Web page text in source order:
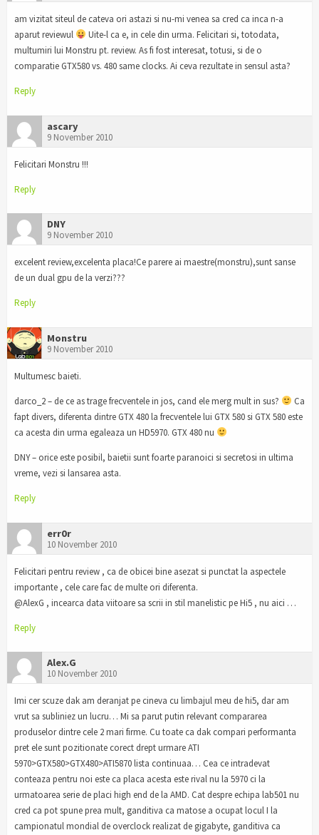
am vizitat siteul de cateva ori astazi si nu-mi venea sa cred ca inca n-a
aparut reviewul
Uite-l ca e, in cele din urma. Felicitari si, totodata,
multumiri lui Monstru pt. review. As fi fost interesat, totusi, si de o
comparatie GTX580 vs. 480 same clocks. Ai ceva rezultate in sensul asta?
Reply
ascary
9 November 2010
Felicitari Monstru !!!
Reply
DNY
9 November 2010
excelent review,excelenta placa!Ce parere ai maestre(monstru),sunt sanse
de un dual gpu de la verzi???
Reply
Monstru
9 November 2010
Multumesc baieti.
darco_2 – de ce as trage frecventele in jos, cand ele merg mult in sus?
Ca
fapt divers, diferenta dintre GTX 480 la frecventele lui GTX 580 si GTX 580 este
ca acesta din urma egaleaza un HD5970. GTX 480 nu
DNY – orice este posibil, baietii sunt foarte paranoici si secretosi in ultima
vreme, vezi si lansarea asta.
Reply
err0r
10 November 2010
Felicitari pentru review , ca de obicei bine asezat si punctat la aspectele
importante , cele care fac de multe ori diferenta.
@AlexG , incearca data viitoare sa scrii in stil manelistic pe Hi5 , nu aici …
Reply
Alex.G
10 November 2010
Imi cer scuze dak am deranjat pe cineva cu limbajul meu de hi5, dar am
vrut sa subliniez un lucru… Mi sa parut putin relevant compararea
produselor dintre cele 2 mari firme. Cu toate ca dak compari performanta
pret ele sunt pozitionate corect drept urmare ATI
5970>GTX580>GTX480>ATI5870 lista continuaa… Cea ce intradevat
conteaza pentru noi este ca placa acesta este rival nu la 5970 ci la
urmatoarea serie de placi high end de la AMD. Cat despre echipa lab501 nu
cred ca pot spune prea mult, ganditiva ca matose a ocupat locul I la
campionatul mondial de overclock realizat de gigabyte, ganditiva ca